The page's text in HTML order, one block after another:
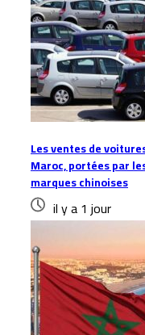
Les ventes de
Maroc, portées par
marques chinoises
il y a 1 jour